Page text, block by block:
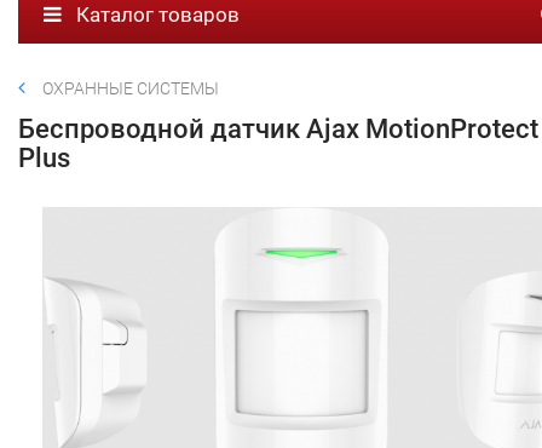
Каталог товаров
ОХРАННЫЕ СИСТЕМЫ
Беспроводной датчик Ajax MotionProtect
Plus